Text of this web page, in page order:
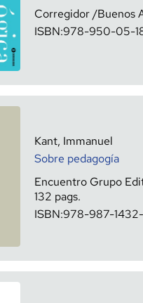
Corregidor Buenos
ISBN:978-950-05-
Kant, Immanuel
Sobre pedagogía
Encuentro Grupo
132
ISBN:978-987-